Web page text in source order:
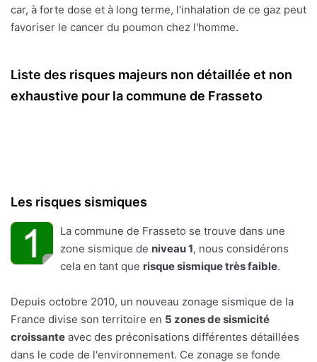
car, à forte dose et à long terme, l'inhalation de ce gaz peut
favoriser le cancer du poumon chez l'homme.
Liste des risques majeurs non détaillée et non
exhaustive pour la commune de Frasseto
Les risques sismiques
La commune de Frasseto se trouve dans une
zone sismique de niveau 1, nous considérons
cela en tant que risque sismique très faible.
Depuis octobre 2010, un nouveau zonage sismique de la
France divise son territoire en 5 zones de sismicité
croissante avec des préconisations différentes détaillées
dans le code de l'environnement. Ce zonage se fonde